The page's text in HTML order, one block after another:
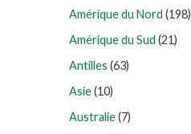
Amérique du Nord (198)
Amérique du Sud (21)
Antilles (63)
Asie(10)
Australie(7)